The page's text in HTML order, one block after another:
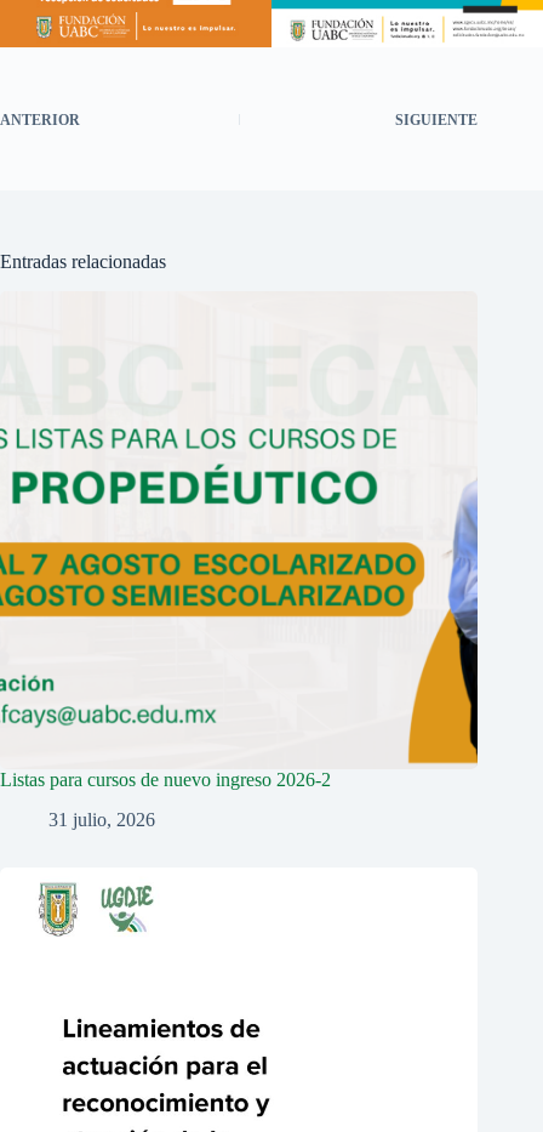
ANTERIOR SIGUIENTE
Entradas relacionadas
Listas para cursos de nuevo ingreso 2026-2
31 julio, 2026